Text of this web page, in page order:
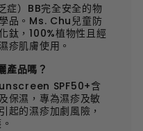
症）BB完全安全的物
品。Ms. Chu兒童防
鈦，100%植物性且經
疹肌膚使用。
品嗎？
SPF50+含
保濕，專為濕疹及敏
起的濕疹加劇風險，